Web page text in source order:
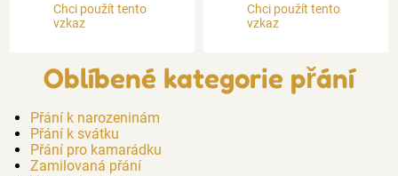
Chci použít tento
vzkaz
Chci použít tento
vzkaz
Oblíbené kategorie přání
Přání k narozeninám
Přání k svátku
Přání pro kamarádku
Zamilovaná přání